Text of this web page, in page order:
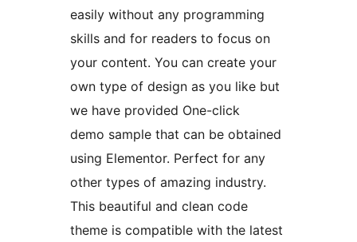
easily without any programming
skills and for readers to focus on
your content. You can create your
own type of design as you like but
we have provided One-click
demo sample that can be obtained
using Elementor. Perfect for any
other types of amazing industry.
This beautiful and clean code
theme is compatible with the latest